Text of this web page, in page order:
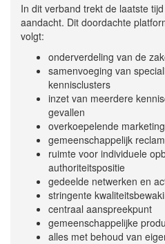
In dit verband trekt de laatste
aandacht. Dit doordachte
volgt:
onderverdeling van de
samenvoeging van
kennisclusters
inzet van meerdere
gevallen
overkoepelende
gemeenschappelijk
ruimte voor individuele
authoriteitspositie
gedeelde netwerken en
stringente
centraal aanspreekpunt
gemeenschappelijke
alles met behoud van